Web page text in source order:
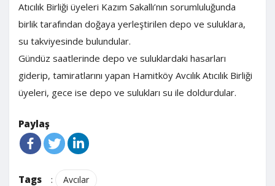
Atıcılık Birliği üyeleri Kazım Sakallı’nın sorumluluğunda
birlik tarafından doğaya yerleştirilen depo ve suluklara,
su takviyesinde bulundular.
Gündüz saatlerinde depo ve suluklardaki hasarları
giderip, tamiratlarını yapan Hamitköy Avcılık Atıcılık Birliği
üyeleri, gece ise depo ve sulukları su ile doldurdular.
Paylaş
Tags : Avcılar